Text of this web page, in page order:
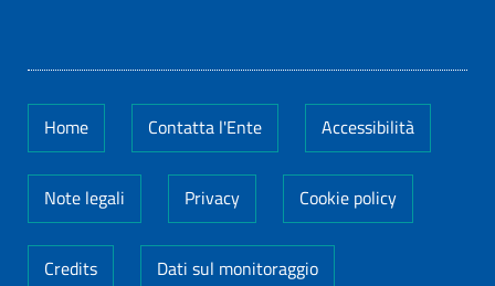
Home Contatta l'Ente Accessibilità
Note legali Privacy Cookie policy
Credits Dati sul monitoraggio